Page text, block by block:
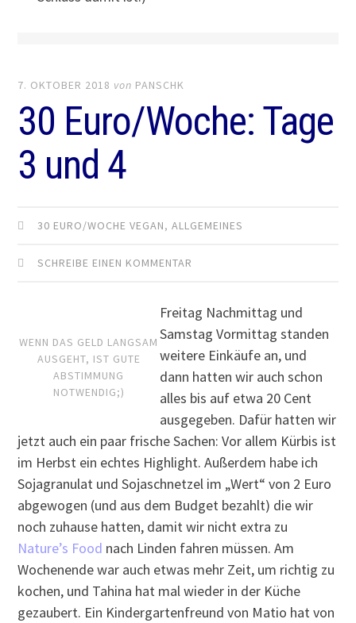
7. OKTOBER 2018 von PANSCHK
30 Euro/Woche: Tage
3 und 4
30 EURO/WOCHE VEGAN,ALLGEMEINES
SCHREIBE EINEN KOMMENTAR
WENN DAS GELD LANGSAM
AUSGEHT, IST GUTE
ABSTIMMUNG
NOTWENDIG;)
Freitag Nachmittag und
Samstag Vormittag standen
weitere Einkäufe an, und
dann hatten wir auch schon
alles bis auf etwa 20 Cent
ausgegeben. Dafür hatten wir
jetzt auch ein paar frische Sachen: Vor allem Kürbis ist
im Herbst ein echtes Highlight. Außerdem habe ich
Sojagranulat und Sojaschnetzel im „Wert“ von 2 Euro
abgewogen (und aus dem Budget bezahlt) die wir
noch zuhause hatten, damit wir nicht extra zu
Nature’s Food nach Linden fahren müssen. Am
Wochenende war auch etwas mehr Zeit, um richtig zu
kochen, und Tahina hat mal wieder in der Küche
gezaubert. Ein Kindergartenfreund von Matio hat von